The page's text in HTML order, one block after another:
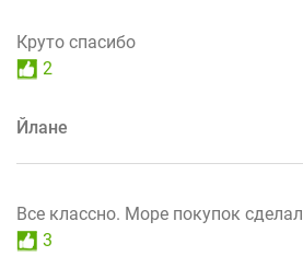
Круто спасибо
2
Йлане
Все классно. Море покупок сделал
3